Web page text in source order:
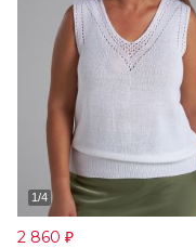
2 860 ₽